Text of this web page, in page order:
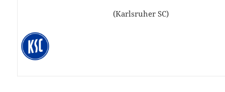
(Karlsruher SC)